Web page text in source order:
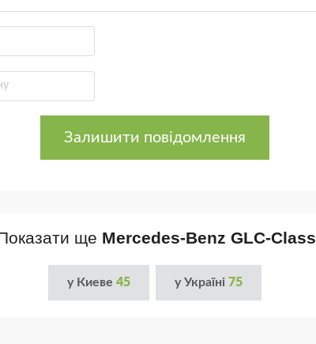
Залишити повідомлення
ще Mercedes-Benz GLC-Class
у Киеве 45 у Україні 75